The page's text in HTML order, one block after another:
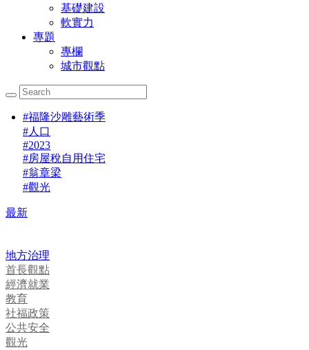
基礎建設
軟實力
專題
專欄
城市觀點
#福隆沙雕藝術季
#人口
#2023
#房屋稅自用住宅
#翁章梁
#觀光
最新
地方治理
首長觀點
經濟就業
教育
社福政策
公共安全
觀光